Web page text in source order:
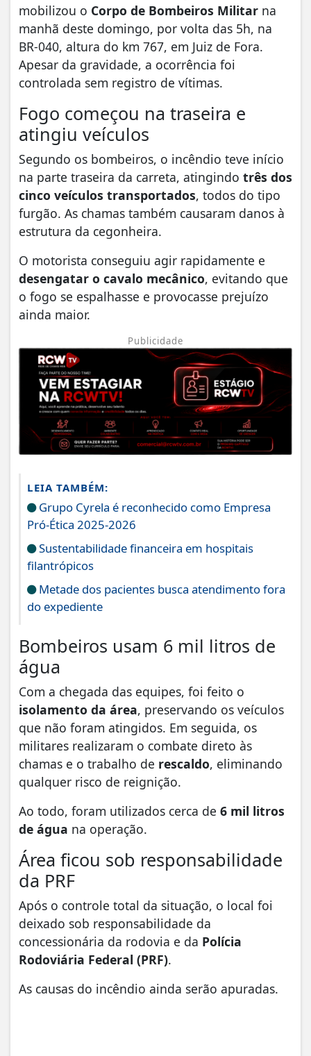
mobilizou o Corpo de Bombeiros Militar na
manhã deste domingo, por volta das 5h, na
BR-040, altura do km 767, em Juiz de Fora.
Apesar da gravidade, a ocorrência foi
controlada sem registro de vítimas.
Fogo começou na traseira e
atingiu veículos
Segundo os bombeiros, o incêndio teve início
na parte traseira da carreta, atingindo três dos
cinco veículos transportados, todos do tipo
furgão. As chamas também causaram danos à
estrutura da cegonheira.
O motorista conseguiu agir rapidamente e
desengatar o cavalo mecânico, evitando que
o fogo se espalhasse e provocasse prejuízo
ainda maior.
Publicidade
LEIA TAMBÉM:
Grupo Cyrela é reconhecido como Empresa
Pró-Ética 2025-2026
Sustentabilidade financeira em hospitais
filantrópicos
Metade dos pacientes busca atendimento fora
do expediente
Bombeiros usam 6 mil litros de
água
Com a chegada das equipes, foi feito o
isolamento da área, preservando os veículos
que não foram atingidos. Em seguida, os
militares realizaram o combate direto às
chamas e o trabalho de rescaldo, eliminando
qualquer risco de reignição.
Ao todo, foram utilizados cerca de 6 mil litros
de água na operação.
Área ficou sob responsabilidade
da PRF
Após o controle total da situação, o local foi
deixado sob responsabilidade da
concessionária da rodovia e da Polícia
Rodoviária Federal (PRF).
As causas do incêndio ainda serão apuradas.